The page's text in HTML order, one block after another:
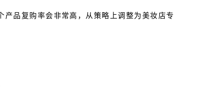
品复购率会非常高，从策略上调整为美妆店专